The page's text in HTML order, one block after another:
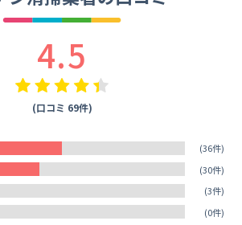
4.5
(口コミ 69件)
(36件)
(30件)
(3件)
(0件)